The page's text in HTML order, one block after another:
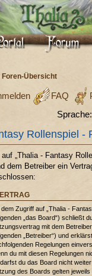
Foren-Übersicht
FAQ
Sprache:
Rollenspiel -
„Thalia - Fantasy
dem Betreiber ein
dem Zugriff auf „Thalia -
„das Board“) schließt
mit dem
„Betreiber“) und
Regelungen
du mit diesen Regelungen
du das Board nicht
des Boards gelten jeweils